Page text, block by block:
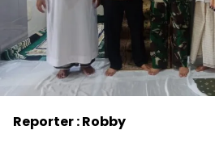
Reporter : Robby